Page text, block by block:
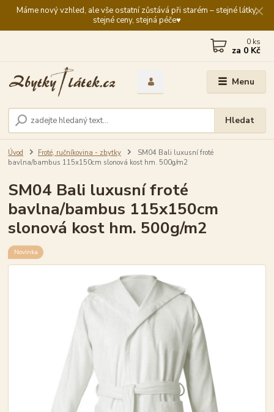
Máme nový vzhled, ale vše ostatní zůstává při starém – stejné látky,
stejné ceny, stejná péče♥️
Menu
Hledat
0 ks
za 0 Kč
Úvod Froté, ručníkovina - zbytky
SM04 Bali luxusní froté
bavlna/bambus 115x150cm slonová kost hm. 500g/m2
SM04 Bali luxusní froté
bavlna/bambus 115x150cm
slonová kost hm. 500g/m2
Novinka